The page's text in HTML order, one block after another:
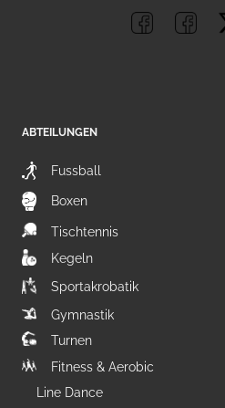
ABTEILUNGEN
Fussball
Boxen
Tischtennis
Kegeln
Sportakrobatik
Gymnastik
Turnen
Fitness & Aerobic
Line Dance